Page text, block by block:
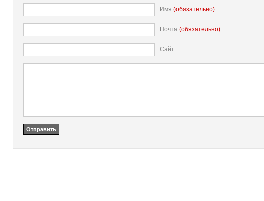
Имя (обязательно)
Почта (обязательно)
Сайт